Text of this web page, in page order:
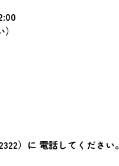
）に 電話してください。